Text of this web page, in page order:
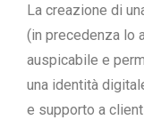
La creazione di
(in precedenza lo
auspicabile e
una identità
e supporto a